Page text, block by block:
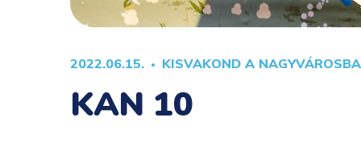
2022.06.15. KISVAKOND A
KAN 10